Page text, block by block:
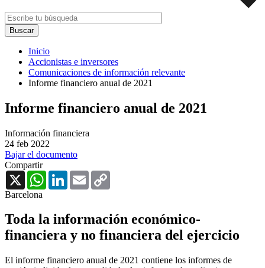
Inicio
Accionistas e inversores
Comunicaciones de información relevante
Informe financiero anual de 2021
Informe financiero anual de 2021
Información financiera
24 feb 2022
Bajar el documento
Compartir
X
WhatsAppLinkedInEmail
Barcelona
Toda la información económico-
financiera y no financiera del ejercicio
El informe financiero anual de 2021 contiene los informes de